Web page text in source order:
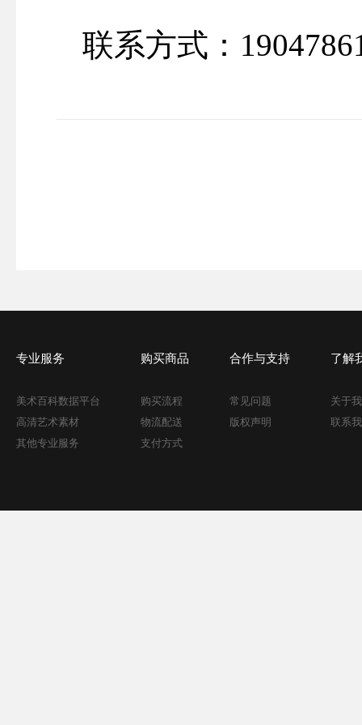
联系方式：
专业服务
美术百科数据平台
高清艺术素材
其他专业服务
购买商品
购买流程
物流配送
支付方式
合作与支持
常见问题
版权声明
了解
关于
联系